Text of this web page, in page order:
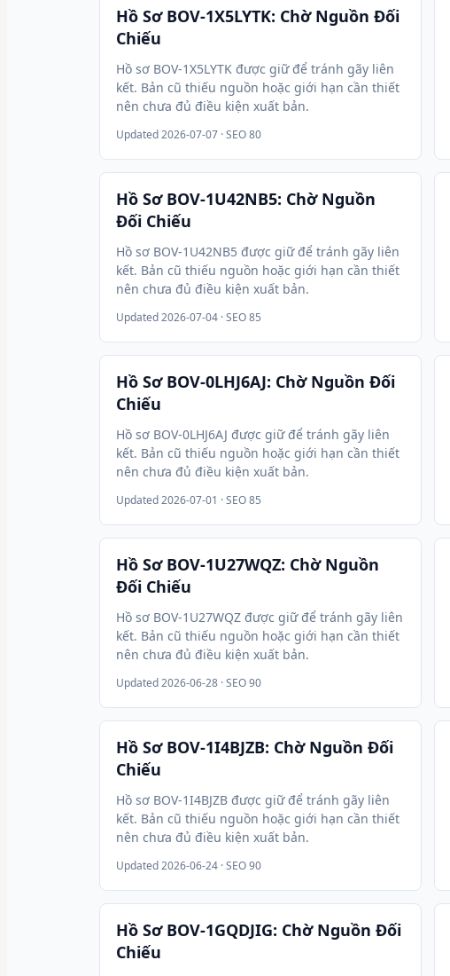
Hồ Sơ BOV-1X5LYTK: Chờ Nguồn Đối
Chiếu
Hồ sơ BOV-1X5LYTK được giữ để tránh gãy liên
kết. Bản cũ thiếu nguồn hoặc giới hạn cần thiết
nên chưa đủ điều kiện xuất bản.
Updated2026-07-07 · SEO 80
Hồ Sơ BOV-1U42NB5: Chờ Nguồn
Đối Chiếu
Hồ sơ BOV-1U42NB5 được giữ để tránh gãy liên
kết. Bản cũ thiếu nguồn hoặc giới hạn cần thiết
nên chưa đủ điều kiện xuất bản.
Updated2026-07-04 · SEO 85
Hồ Sơ BOV-0LHJ6AJ: Chờ Nguồn Đối
Chiếu
Hồ sơ BOV-0LHJ6AJ được giữ để tránh gãy liên
kết. Bản cũ thiếu nguồn hoặc giới hạn cần thiết
nên chưa đủ điều kiện xuất bản.
Updated2026-07-01 · SEO 85
Hồ Sơ BOV-1U27WQZ: Chờ Nguồn
Đối Chiếu
Hồ sơ BOV-1U27WQZ được giữ để tránh gãy liên
kết. Bản cũ thiếu nguồn hoặc giới hạn cần thiết
nên chưa đủ điều kiện xuất bản.
Updated2026-06-28 · SEO 90
Hồ Sơ BOV-1I4BJZB: Chờ Nguồn Đối
Chiếu
Hồ sơ BOV-1I4BJZB được giữ để tránh gãy liên
kết. Bản cũ thiếu nguồn hoặc giới hạn cần thiết
nên chưa đủ điều kiện xuất bản.
Updated2026-06-24 · SEO 90
Hồ Sơ BOV-1GQDJIG: Chờ Nguồn Đối
Chiếu